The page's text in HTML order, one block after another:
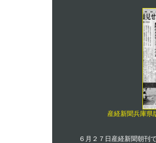
産経新聞兵庫県
６月２７日産経新聞朝刊